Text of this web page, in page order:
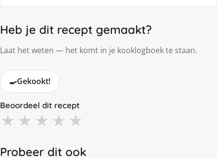
Heb je dit recept gemaakt?
Laat het weten — het komt in je kooklogboek te staan.
🍳Gekookt!
Beoordeel dit recept
★ ★ ★ ★ ★
Probeer dit ook